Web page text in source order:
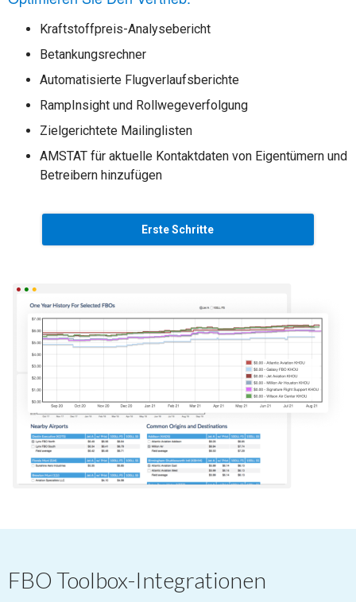
Kraftstoffpreis-Analysebericht
Betankungsrechner
Automatisierte Flugverlaufsberichte
RampInsight und Rollwegeverfolgung
Zielgerichtete Mailinglisten
AMSTAT für aktuelle Kontaktdaten von Eigentümern und
Betreibern hinzufügen
Erste Schritte
FBO Toolbox-Integrationen